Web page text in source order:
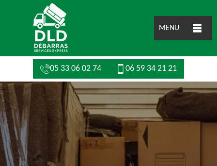
MENU
05 33 06 02 74 06 59 34 21 21